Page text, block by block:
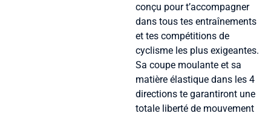
conçu pour t’accompagner
dans tous tes entraînements
et tes compétitions de
cyclisme les plus exigeantes.
Sa coupe moulante et sa
matière élastique dans les 4
directions te garantiront une
totale liberté de mouvement